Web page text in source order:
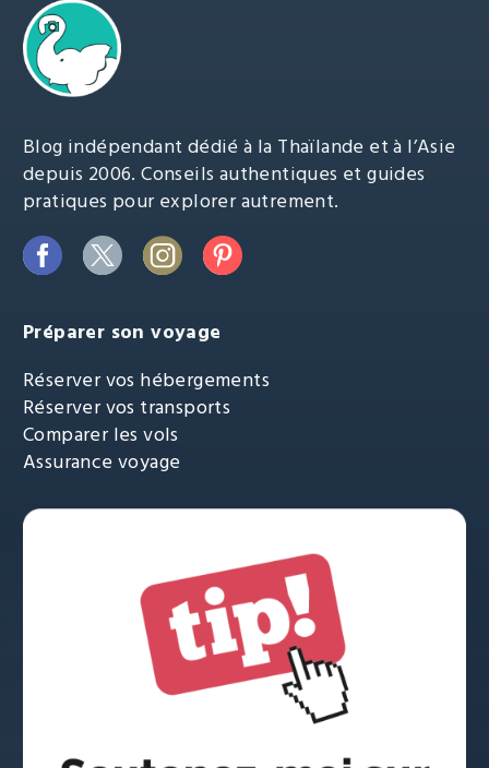
Blog indépendant dédié à la Thaïlande et à l’Asie
depuis 2006. Conseils authentiques et guides
pratiques pour explorer autrement.
Préparer son voyage
Réserver vos hébergements
Réserver vos transports
Comparer les vols
Assurance voyage